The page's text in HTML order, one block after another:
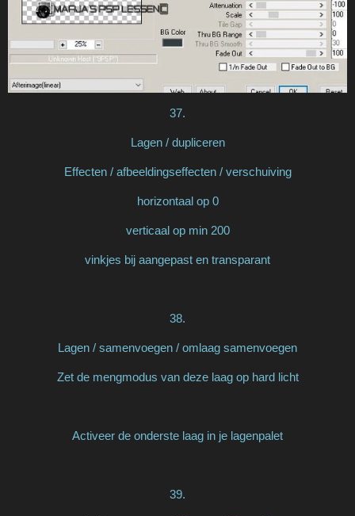
37.
Lagen / dupliceren
Effecten / afbeeldingseffecten / verschuiving
horizontaal op 0
verticaal op min 200
vinkjes bij aangepast en transparant
38.
Lagen / samenvoegen / omlaag samenvoegen
Zet de mengmodus van deze laag op hard licht
Activeer de onderste laag in je lagenpalet
39.